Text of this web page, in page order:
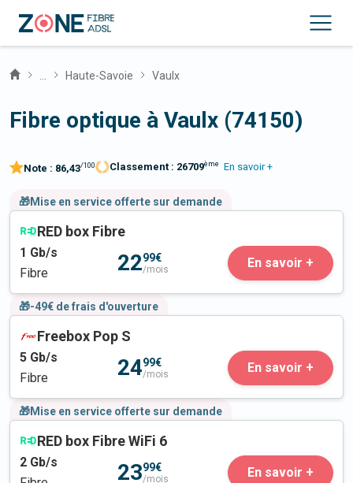
Haute-Savoie Vaulx
Fibre optique à Vaulx (74150)
Note : 86,43/100 Classement : 26709ème En savoir +
🎁Mise en service offerte sur demande
RED box Fibre
1 Gb/s
Fibre
2299€
/mois En savoir +
🎁-49€ de frais d'ouverture
Freebox Pop S
5 Gb/s
Fibre
2499€
/mois En savoir +
🎁Mise en service offerte sur demande
RED box Fibre WiFi 6
2 Gb/s
2399€
/mois En savoir +